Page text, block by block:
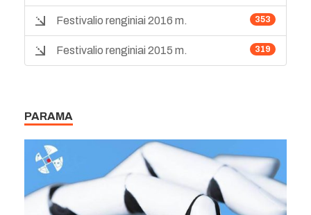
353
Festivalio renginiai 2016 m.
319
Festivalio renginiai 2015 m.
PARAMA